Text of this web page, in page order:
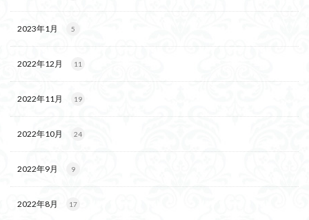
2023年1月 5
2022年12月 11
2022年11月 19
2022年10月 24
2022年9月 9
2022年8月 17